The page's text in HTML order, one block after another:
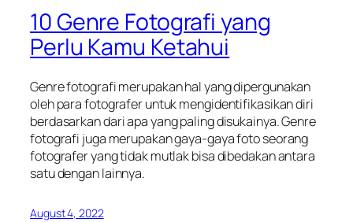
10 Genre Fotografi yang
Perlu Kamu Ketahui
Genre fotografi merupakan hal yang dipergunakan
oleh para fotografer untuk mengidentifikasikan diri
berdasarkan dari apa yang paling disukainya. Genre
fotografi juga merupakan gaya-gaya foto seorang
fotografer yang tidak mutlak bisa dibedakan antara
satu dengan lainnya.
August 4, 2022